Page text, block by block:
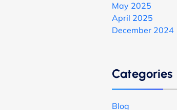
May 2025
April 2025
December 2024
Categories
Blog